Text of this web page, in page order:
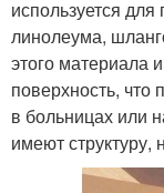
используется
линолеума,
этого материала
поверхность, что
в больницах или
имеют